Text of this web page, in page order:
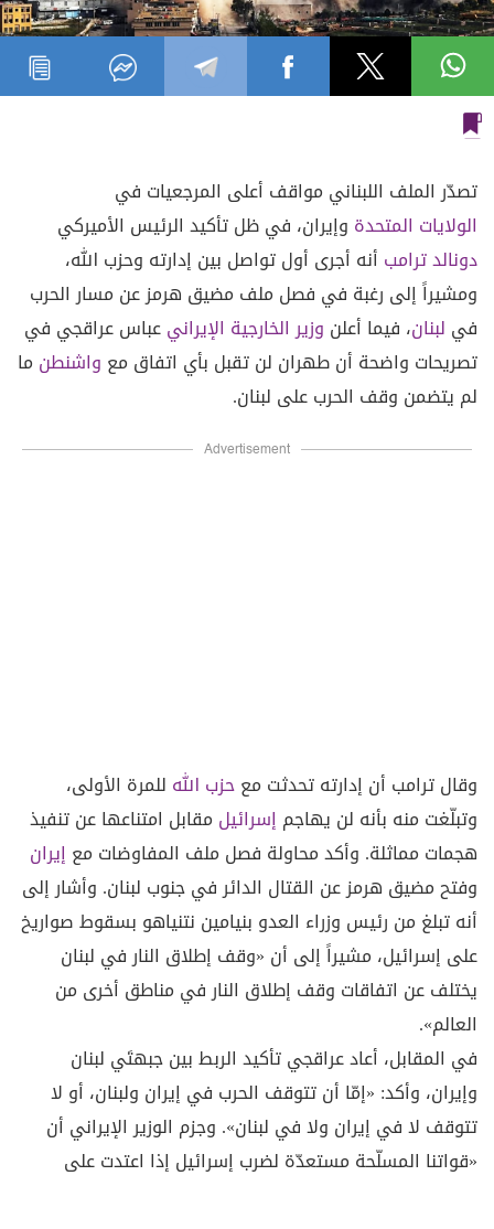
تصدّر الملف اللبناني مواقف أعلى المرجعيات في
الولايات المتحدة وإيران، في ظل تأكيد الرئيس الأميركي
دونالد ترامب أنه أجرى أول تواصل بين إدارته وحزب الله،
ومشيراً إلى رغبة في فصل ملف مضيق هرمز عن مسار الحرب
في لبنان، فيما أعلن وزير الخارجية الإيرانيعباس عراقجي في
تصريحات واضحة أن طهران لن تقبل بأي اتفاق مع واشنطن ما
لم يتضمن وقف الحرب على لبنان.
Advertisement
وقال ترامب أن إدارته تحدثت معحزب الله للمرة الأولى،
وتبلّغت منه بأنه لن يهاجم إسرائيل مقابل امتناعها عن تنفيذ
هجمات مماثلة. وأكد محاولة فصل ملف المفاوضات مع إيران
وفتح مضيق هرمز عن القتال الدائر في جنوب لبنان. وأشار إلى
أنه تبلغ من رئيس وزراء العدو بنيامين نتنياهو بسقوط صواريخ
على إسرائيل، مشيراً إلى أن «وقف إطلاق النار في لبنان
يختلف عن اتفاقات وقف إطلاق النار في مناطق أخرى من
العالم».
في المقابل، أعاد عراقجي تأكيد الربط بين جبهتَي لبنان
وإيران، وأكد: «إمّا أن تتوقف الحرب في إيران ولبنان، أو لا
تتوقف لا في إيران ولا في لبنان». وجزم الوزير الإيراني أن
«قواتنا المسلّحة مستعدّة لضرب إسرائيل إذا اعتدت على